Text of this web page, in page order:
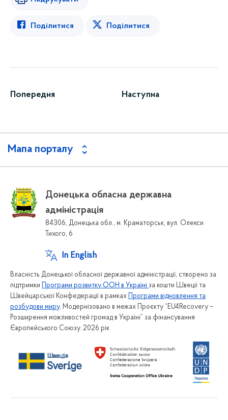
Поділитися Поділитися
Попередня Наступна
Мапа порталу
Донецька обласна державна
адміністрація
84306, Донецька обл., м. Краматорськ, вул. Олекси
Тихого, 6
In English
Власність Донецької обласної державної адміністрації, створено за
підтримки Програми розвитку ООН в Україні за кошти Швеції та
Швейцарської Конфедерації в рамках Програми відновлення та
розбудови миру. Модернізовано в межах Проєкту “EU4Recovery –
Розширення можливостей громад в Україні” за фінансування
Європейського Союзу. 2026 рік